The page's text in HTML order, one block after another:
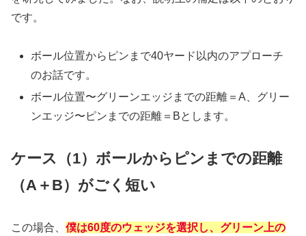
です。
ボール位置からピンまで40ヤード以内のアプローチ
のお話です。
ボール位置〜グリーンエッジまでの距離＝A、グリー
ンエッジ〜ピンまでの距離＝Bとします。
ケース（1）ボールからピンまでの距離
（A＋B）がごく短い
この場合、 僕は60度のウェッジを選択し、グリーン上の